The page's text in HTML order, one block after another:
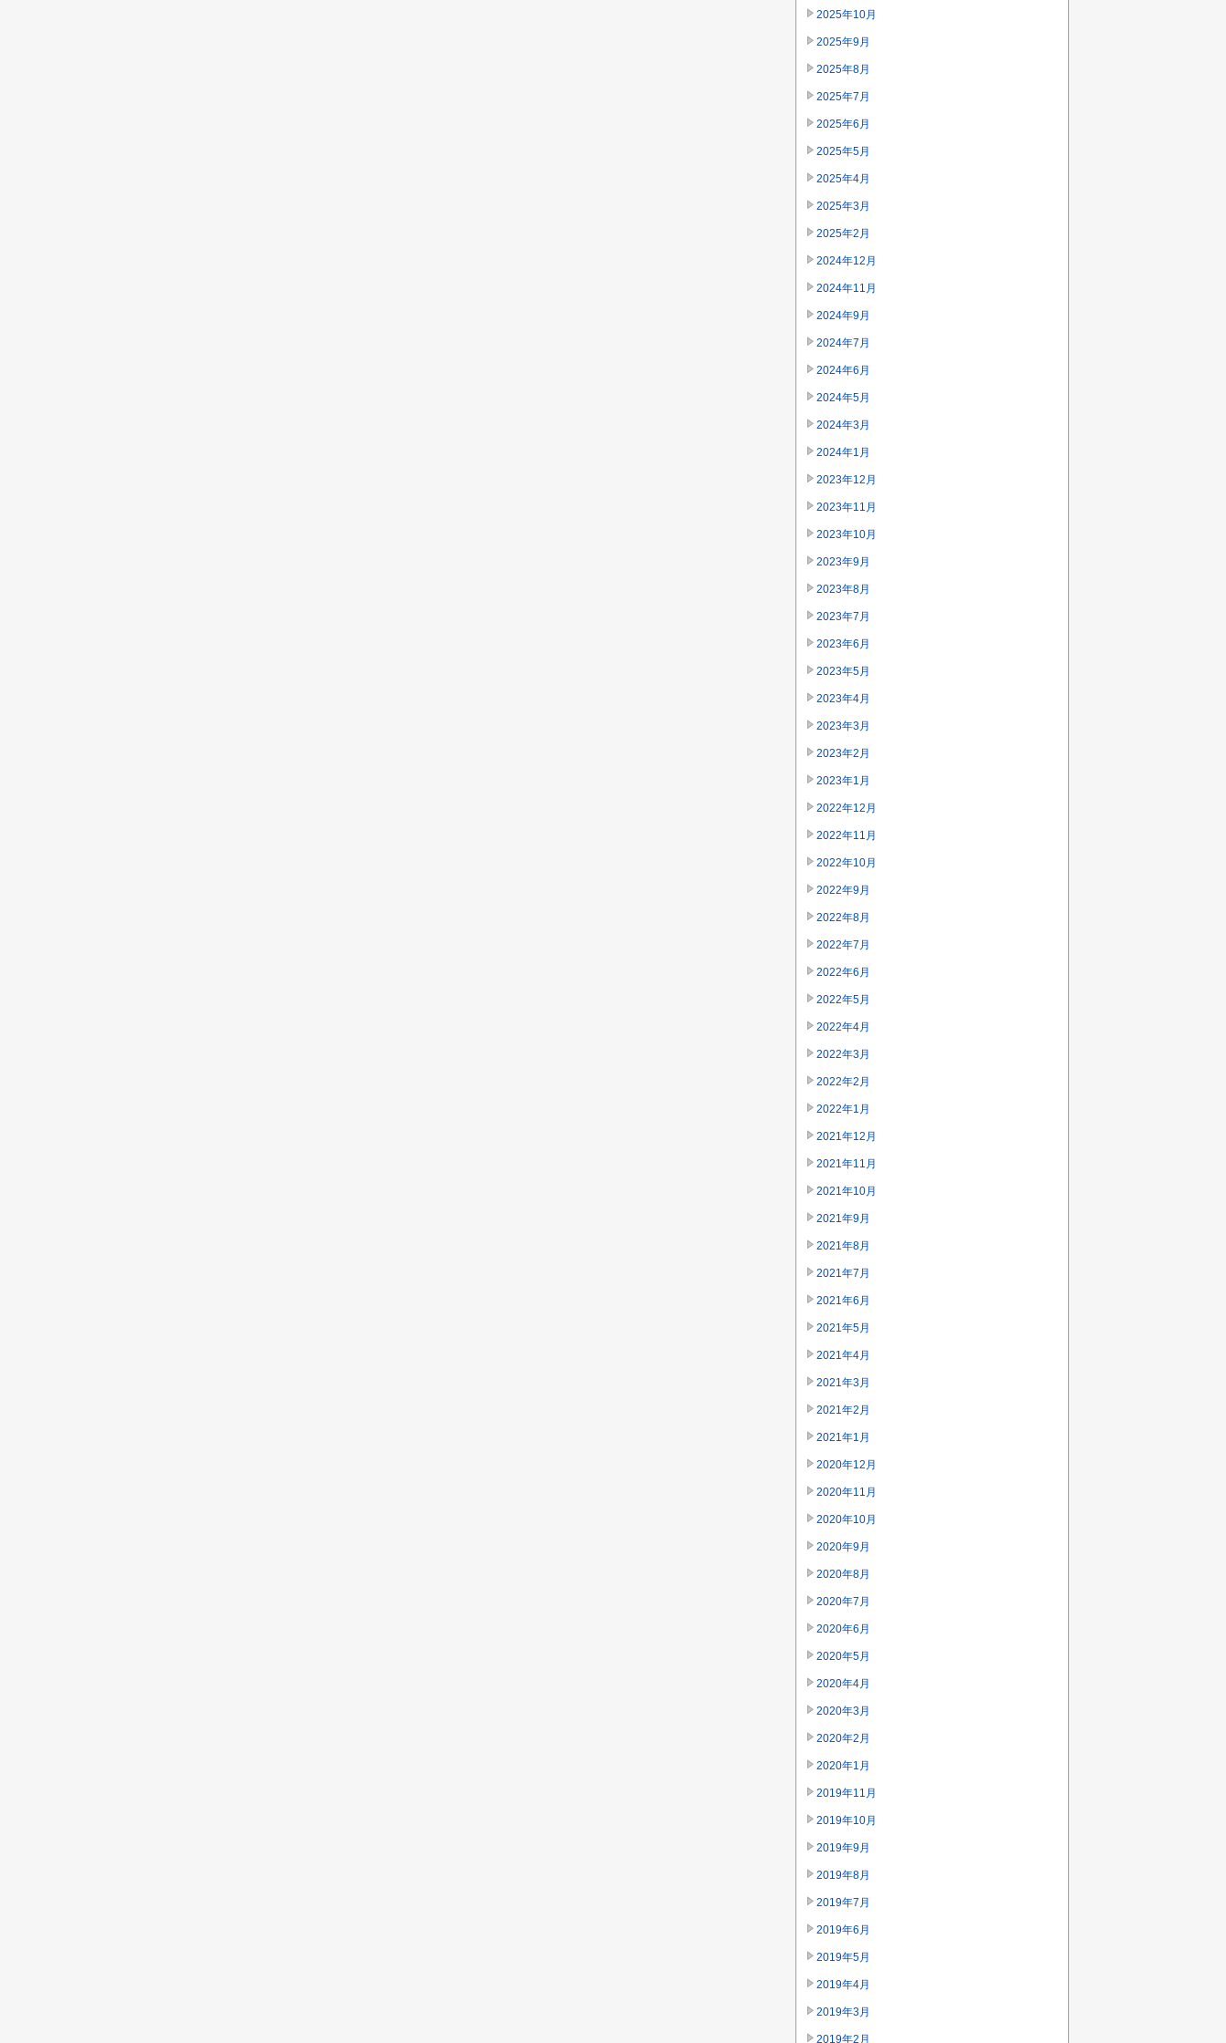
2025年10月
2025年9月
2025年8月
2025年7月
2025年6月
2025年5月
2025年4月
2025年3月
2025年2月
2024年12月
2024年11月
2024年9月
2024年7月
2024年6月
2024年5月
2024年3月
2024年1月
2023年12月
2023年11月
2023年10月
2023年9月
2023年8月
2023年7月
2023年6月
2023年5月
2023年4月
2023年3月
2023年2月
2023年1月
2022年12月
2022年11月
2022年10月
2022年9月
2022年8月
2022年7月
2022年6月
2022年5月
2022年4月
2022年3月
2022年2月
2022年1月
2021年12月
2021年11月
2021年10月
2021年9月
2021年8月
2021年7月
2021年6月
2021年5月
2021年4月
2021年3月
2021年2月
2021年1月
2020年12月
2020年11月
2020年10月
2020年9月
2020年8月
2020年7月
2020年6月
2020年5月
2020年4月
2020年3月
2020年2月
2020年1月
2019年11月
2019年10月
2019年9月
2019年8月
2019年7月
2019年6月
2019年5月
2019年4月
2019年3月
2019年2月